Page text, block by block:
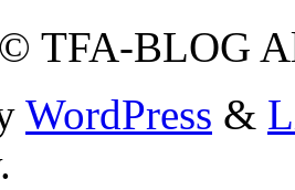
TFA-BLOG
WordPress &